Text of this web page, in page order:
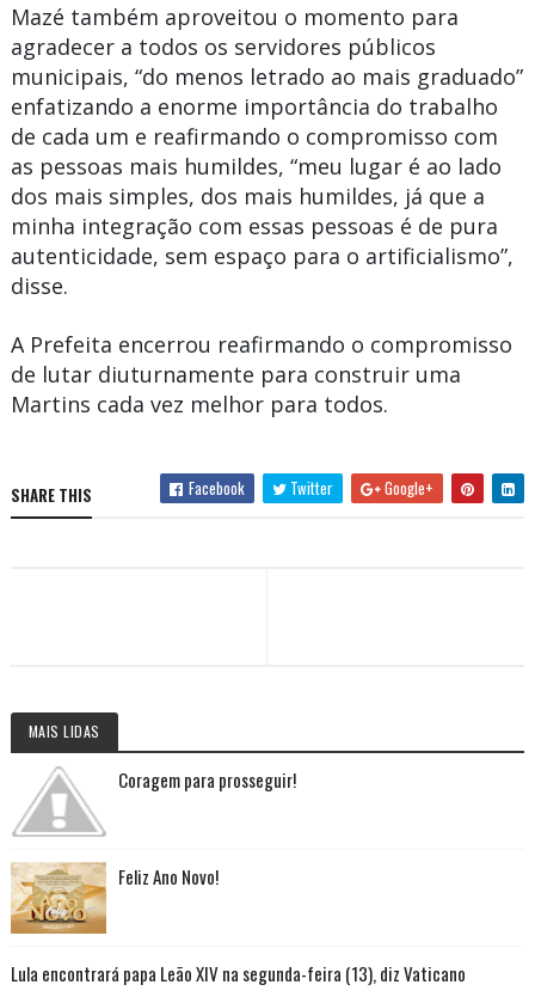
Mazé também aproveitou o momento para
agradecer a todos os servidores públicos
municipais, “do menos letrado ao mais graduado”
enfatizando a enorme importância do trabalho
de cada um e reafirmando o compromisso com
as pessoas mais humildes, “meu lugar é ao lado
dos mais simples, dos mais humildes, já que a
minha integração com essas pessoas é de pura
autenticidade, sem espaço para o artificialismo”,
disse.
A Prefeita encerrou reafirmando o compromisso
de lutar diuturnamente para construir uma
Martins cada vez melhor para todos.
SHARE THIS Facebook Twitter Google+
MAIS LIDAS
Coragem para prosseguir!
Feliz Ano Novo!
Lula encontrará papa Leão XIV na segunda-feira (13), diz Vaticano